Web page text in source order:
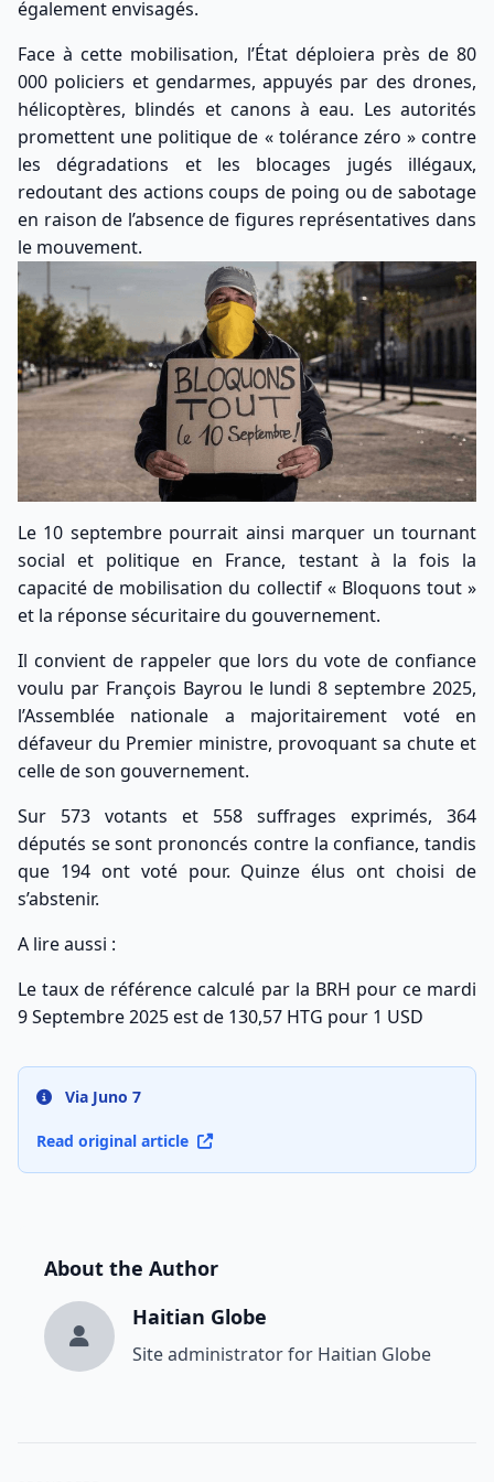
également envisagés.
Face à cette mobilisation, l’État déploiera près de 80
000 policiers et gendarmes, appuyés par des drones,
hélicoptères, blindés et canons à eau. Les autorités
promettent une politique de « tolérance zéro » contre
les dégradations et les blocages jugés illégaux,
redoutant des actions coups de poing ou de sabotage
en raison de l’absence de figures représentatives dans
le mouvement.
Le 10 septembre pourrait ainsi marquer un tournant
social et politique en France, testant à la fois la
capacité de mobilisation du collectif « Bloquons tout »
et la réponse sécuritaire du gouvernement.
Il convient de rappeler que lors du vote de confiance
voulu par François Bayrou le lundi 8 septembre 2025,
l’Assemblée nationale a majoritairement voté en
défaveur du Premier ministre, provoquant sa chute et
celle de son gouvernement.
Sur 573 votants et 558 suffrages exprimés, 364
députés se sont prononcés contre la confiance, tandis
que 194 ont voté pour. Quinze élus ont choisi de
s’abstenir.
A lire aussi :
Le taux de référence calculé par la BRH pour ce mardi
9 Septembre 2025 est de 130,57 HTG pour 1 USD
Via Juno 7
Read original article
About the Author
Haitian Globe
Site administrator for Haitian Globe